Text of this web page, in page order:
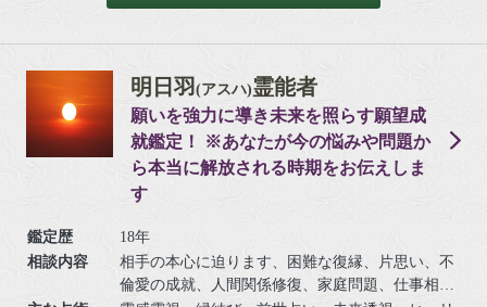
呪術、魂入/魂抜、命名/改名など
明日羽 (アスハ)霊能者
願いを強力に導き未来を照らす願望成
就鑑定！ ※あなたが今の悩みや問題か
ら本当に解放される時期をお伝えしま
す
鑑定歴
18年
相談内容
相手の本心に迫ります、困難な復縁、片思い、不
倫愛の成就、人間関係修復、家庭問題、仕事相談